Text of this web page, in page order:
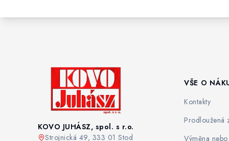
KOVO JUHÁSZ, spol. s r.o.
Strojnická 49, 333 01 Stod
VŠE O
Kontakty
Prodloužená
Výměna